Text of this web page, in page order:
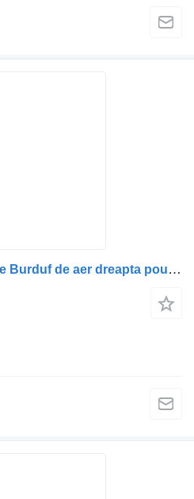
Suspension pneumatique Burduf de aer dreapta pour camion MAN 81436006035, 81436006055, 81436010174, 81436010175, 81436030069